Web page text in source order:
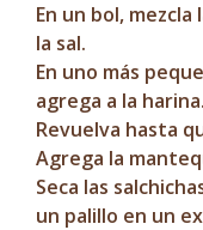
En un bol,
la sal.
En uno más
agrega a la harina.
Revuelva hasta
Agrega la
Seca las
un palillo en un